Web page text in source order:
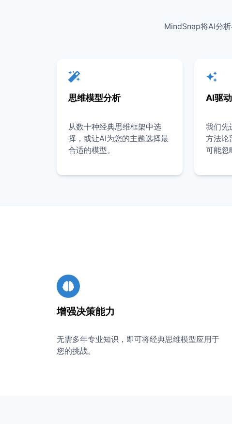
MindSnap将AI分
思维模型分析
从数十种经典思维框架中选
择，或让AI为您的主题选择最
合适的模型。
AI驱
我们先
方法论
可能忽
增强决策能力
无需多年专业知识，即可将经典思维模型应用于
您的挑战。